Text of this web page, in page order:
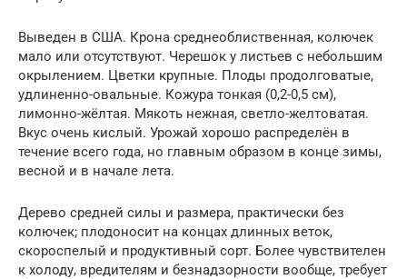
Выведен в США. Крона среднеоблиственная, колючек
мало или отсутствуют. Черешок у листьев с небольшим
окрылением. Цветки крупные. Плоды продолговатые,
удлиненно-овальные. Кожура тонкая (0,2-0,5 см),
лимонно-жёлтая. Мякоть нежная, светло-желтоватая.
Вкус очень кислый. Урожай хорошо распределён в
течение всего года, но главным образом в конце зимы,
весной и в начале лета.
Дерево средней силы и размера, практически без
колючек; плодоносит на концах длинных веток,
скороспелый и продуктивный сорт. Более чувствителен
к холоду, вредителям и безнадзорности вообще, требует